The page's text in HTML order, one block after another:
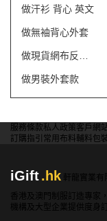
做汗衫 背心 英文
做無袖背心外套
做男裝外套款
服務條款私人政策客戶 網
訂購指引 常用布料輔料包
iGift.hk
軒龍實業有
香港及澳門制服訂造專家
機構及大型企業提供度身